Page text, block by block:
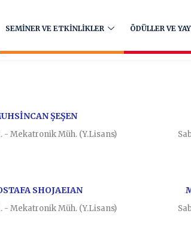
SEMİNER VE ETKİNLİKLER ÖDÜLLER VE
ŞEŞEN
- Mekatronik Müh. (Y.Lisans)
SHOJAEIAN
- Mekatronik Müh. (Y.Lisans)